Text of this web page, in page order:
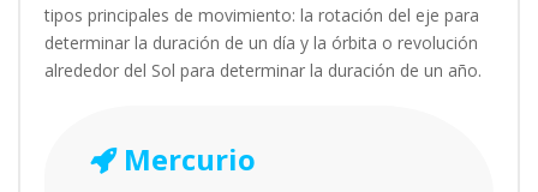
tipos principales de movimiento: la rotación del eje para
determinar la duración de un día y la órbita o revolución
alrededor del Sol para determinar la duración de un año.
Mercurio